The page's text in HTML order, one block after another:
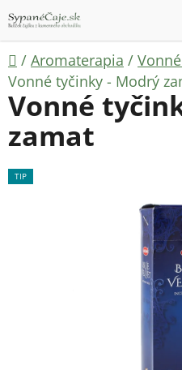
na
obsah
Domov
/ Aromaterapia /
Vonné tyčinky - Modrý
Vonné
zamat
TIP